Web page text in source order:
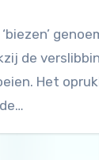
de
Het